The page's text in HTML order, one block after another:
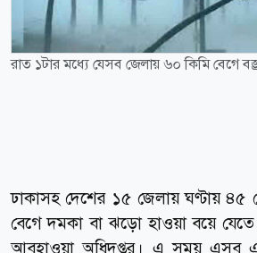
রাত ১টার মধ্যে যেসব জেলায় ৬০ কিমি বেগে
ঢাকাসহ দেশের ১৫ জেলায় ঘণ্টায় ৪৫
বেগে দমকা বা ঝড়ো হাওয়া বয়ে যেতে
আবহাওয়া অধিদপ্তর। এ সময় এসব